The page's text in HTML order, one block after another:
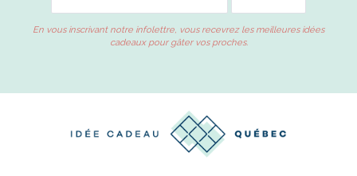
En vous inscrivant notre infolettre, vous recevrez les meilleures idées
cadeaux pour gâter vos proches.